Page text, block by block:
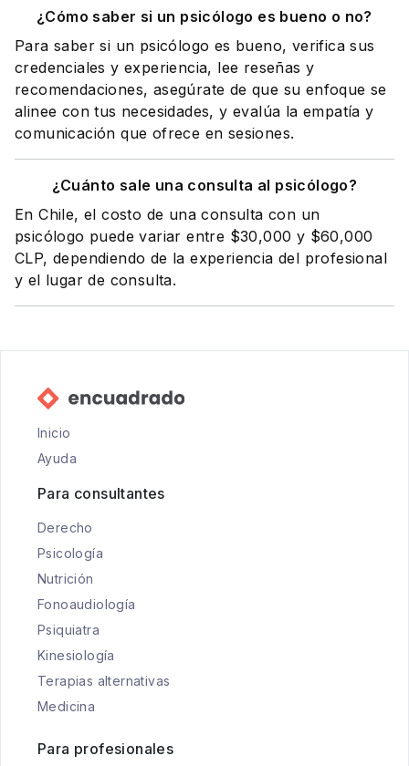
¿Cómo saber si un psicólogo es bueno o no?
Para saber si un psicólogo es bueno, verifica sus
credenciales y experiencia, lee reseñas y
recomendaciones, asegúrate de que su enfoque se
alinee con tus necesidades, y evalúa la empatía y
comunicación que ofrece en sesiones.
¿Cuánto sale una consulta al psicólogo?
En Chile, el costo de una consulta con un
psicólogo puede variar entre $30,000 y $60,000
CLP, dependiendo de la experiencia del profesional
y el lugar de consulta.
Inicio
Ayuda
Para consultantes
Derecho
Psicología
Nutrición
Fonoaudiología
Psiquiatra
Kinesiología
Terapias alternativas
Medicina
Para profesionales